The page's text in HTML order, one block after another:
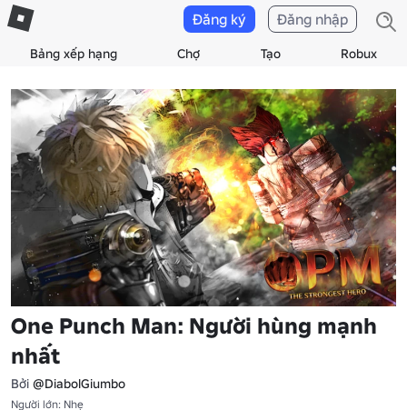
Bảng xếp hạng Chợ Tạo Robux
Đăng ký Đăng nhập
One Punch Man: Người hùng mạnh
nhất
Bởi @DiabolGiumbo
Người lớn: Nhẹ